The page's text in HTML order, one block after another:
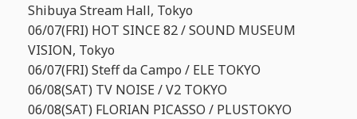
Shibuya Stream Hall, Tokyo
06/07(FRI) HOT SINCE 82 / SOUND MUSEUM
VISION, Tokyo
06/07(FRI) Steff da Campo / ELE TOKYO
06/08(SAT) TV NOISE / V2 TOKYO
06/08(SAT) FLORIAN PICASSO / PLUSTOKYO